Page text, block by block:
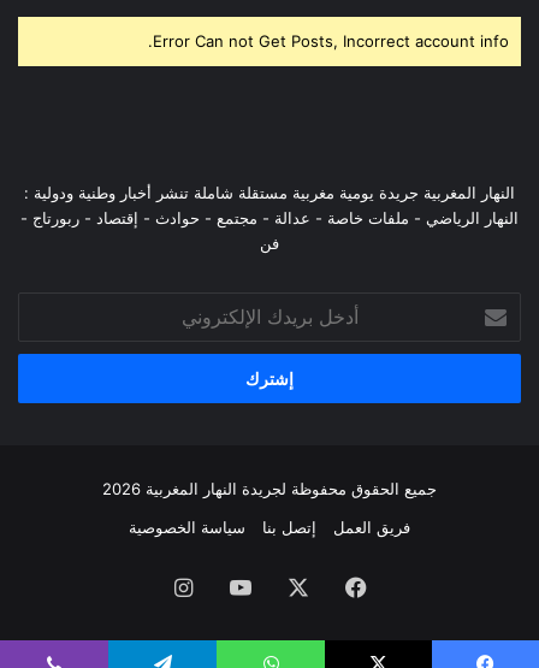
Error Can not Get Posts, Incorrect account info.
النهار المغربية جريدة يومية مغربية مستقلة شاملة تنشر أخبار وطنية ودولية :
النهار الرياضي - ملفات خاصة - عدالة - مجتمع - حوادث - إقتصاد - ربورتاج -
فن
أدخل
بريدك
الإلكتروني
جميع الحقوق محفوظة لجريدة النهار المغربية 2026
فريق العمل
إتصل بنا سياسة الخصوصية
فيسبوك ‫YouTube